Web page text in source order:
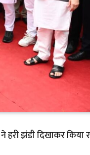
झंडी दिखाकर किया